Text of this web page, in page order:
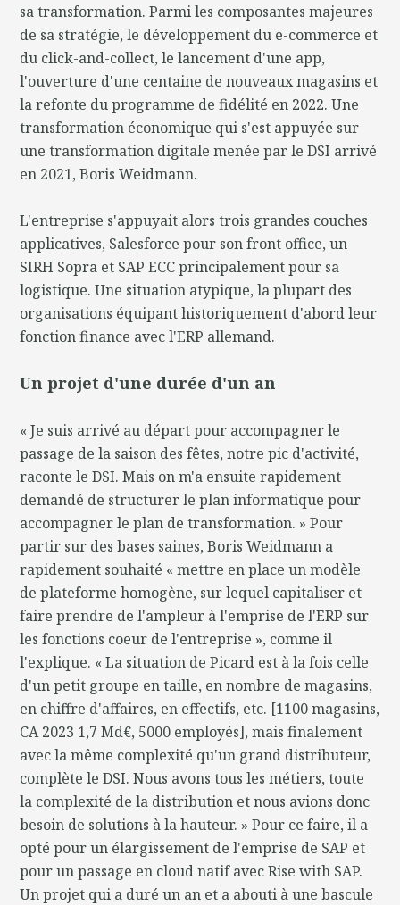
sa transformation. Parmi les composantes majeures
de sa stratégie, le développement du e-commerce et
du click-and-collect, le lancement d'une app,
l'ouverture d'une centaine de nouveaux magasins et
la refonte du programme de fidélité en 2022. Une
transformation économique qui s'est appuyée sur
une transformation digitale menée par le DSI arrivé
en 2021, Boris Weidmann.
L'entreprise s'appuyait alors trois grandes couches
applicatives, Salesforce pour son front office, un
SIRH Sopra et SAP ECC principalement pour sa
logistique. Une situation atypique, la plupart des
organisations équipant historiquement d'abord leur
fonction finance avec l'ERP allemand.
Un projet d'une durée d'un an
« Je suis arrivé au départ pour accompagner le
passage de la saison des fêtes, notre pic d'activité,
raconte le DSI. Mais on m'a ensuite rapidement
demandé de structurer le plan informatique pour
accompagner le plan de transformation. » Pour
partir sur des bases saines, Boris Weidmann a
rapidement souhaité « mettre en place un modèle
de plateforme homogène, sur lequel capitaliser et
faire prendre de l'ampleur à l'emprise de l'ERP sur
les fonctions coeur de l'entreprise », comme il
l'explique. « La situation de Picard est à la fois celle
d'un petit groupe en taille, en nombre de magasins,
en chiffre d'affaires, en effectifs, etc. [1100 magasins,
CA 2023 1,7 Md€, 5000 employés], mais finalement
avec la même complexité qu'un grand distributeur,
complète le DSI. Nous avons tous les métiers, toute
la complexité de la distribution et nous avions donc
besoin de solutions à la hauteur. » Pour ce faire, il a
opté pour un élargissement de l'emprise de SAP et
pour un passage en cloud natif avec Rise with SAP.
Un projet qui a duré un an et a abouti à une bascule